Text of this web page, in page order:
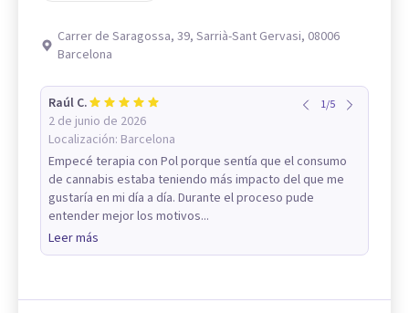
Carrer de Saragossa, 39, Sarrià-Sant Gervasi, 08006
Barcelona
Raúl C.
2 de junio de 2026
Localización: Barcelona
1/5
Empecé terapia con Pol porque sentía que el consumo
de cannabis estaba teniendo más impacto del que me
gustaría en mi día a día. Durante el proceso pude
entender mejor los motivos...
Leer más